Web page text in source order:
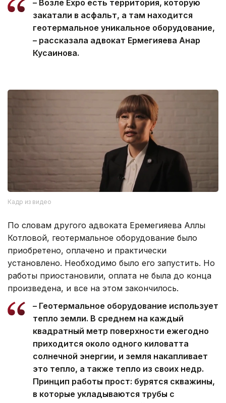
– Возле Expo есть территория, которую
закатали в асфальт, а там находится
геотермальное уникальное оборудование,
– рассказала адвокат Ермегияева Анар
Кусаинова.
Кадр из видео
По словам другого адвоката Еремегияева Аллы
Котловой, геотермальное оборудование было
приобретено, оплачено и практически
установлено. Необходимо было его запустить. Но
работы приостановили, оплата не была до конца
произведена, и все на этом закончилось.
– Геотермальное оборудование использует
тепло земли. В среднем на каждый
квадратный метр поверхности ежегодно
приходится около одного киловатта
солнечной энергии, и земля накапливает
это тепло, а также тепло из своих недр.
Принцип работы прост: бурятся скважины,
в которые укладываются трубы с